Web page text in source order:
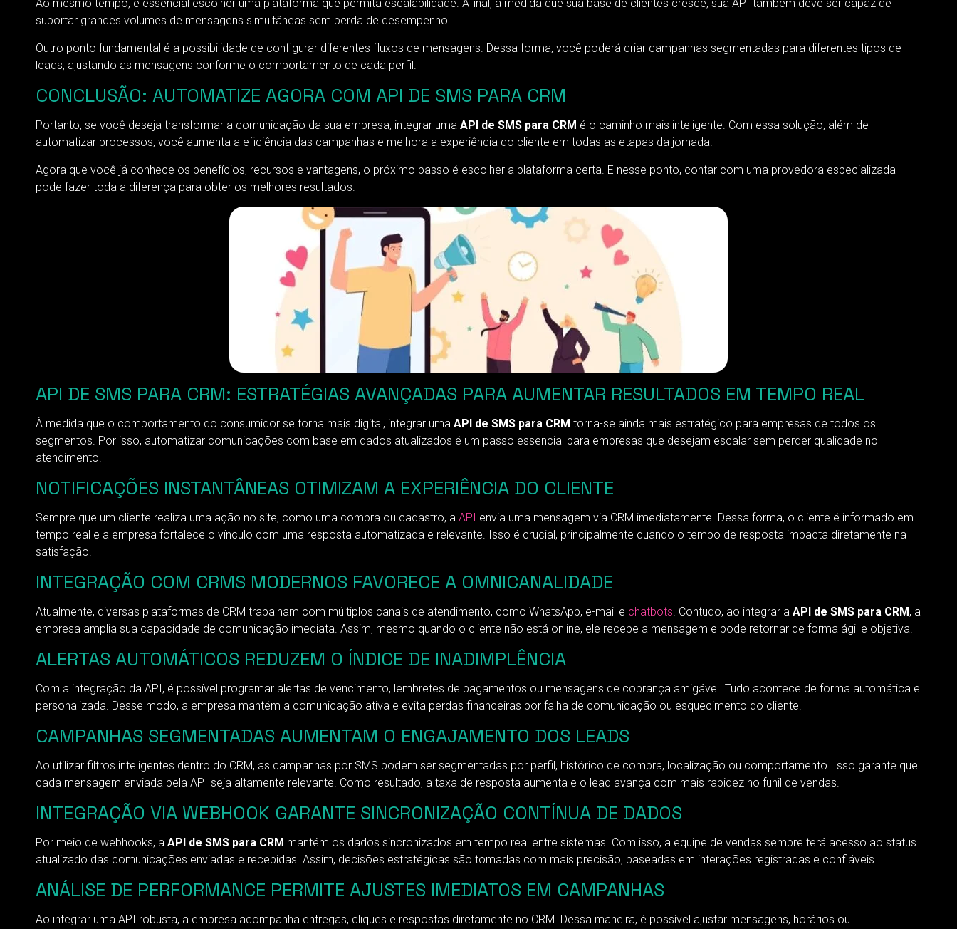
Ao mesmo tempo, é essencial escolher uma plataforma que permita escalabilidade. Afinal, à medida que sua base de clientes cresce, sua API também deve ser capaz de
suportar grandes volumes de mensagens simultâneas sem perda de desempenho.
Outro ponto fundamental é a possibilidade de configurar diferentes fluxos de mensagens. Dessa forma, você poderá criar campanhas segmentadas para diferentes tipos de
leads, ajustando as mensagens conforme o comportamento de cada perfil.
CONCLUSÃO: AUTOMATIZE AGORA COM API DE SMS PARA CRM
Portanto, se você deseja transformar a comunicação da sua empresa, integrar uma API de SMS para CRM é o caminho mais inteligente. Com essa solução, além de
automatizar processos, você aumenta a eficiência das campanhas e melhora a experiência do cliente em todas as etapas da jornada.
Agora que você já conhece os benefícios, recursos e vantagens, o próximo passo é escolher a plataforma certa. E nesse ponto, contar com uma provedora especializada
pode fazer toda a diferença para obter os melhores resultados.
API DE SMS PARA CRM: ESTRATÉGIAS AVANÇADAS PARA AUMENTAR RESULTADOS EM TEMPO REAL
À medida que o comportamento do consumidor se torna mais digital, integrar uma API de SMS para CRM torna-se ainda mais estratégico para empresas de todos os
segmentos. Por isso, automatizar comunicações com base em dados atualizados é um passo essencial para empresas que desejam escalar sem perder qualidade no
atendimento.
NOTIFICAÇÕES INSTANTÂNEAS OTIMIZAM A EXPERIÊNCIA DO CLIENTE
Sempre que um cliente realiza uma ação no site, como uma compra ou cadastro, aAPI envia uma mensagem via CRM imediatamente. Dessa forma, o cliente é informado em
tempo real e a empresa fortalece o vínculo com uma resposta automatizada e relevante. Isso é crucial, principalmente quando o tempo de resposta impacta diretamente na
satisfação.
INTEGRAÇÃO COM CRMS MODERNOS FAVORECE A OMNICANALIDADE
Atualmente, diversas plataformas de CRM trabalham com múltiplos canais de atendimento, como WhatsApp, e-mail e chatbots. Contudo, ao integrar a API de SMS para CRM, a
empresa amplia sua capacidade de comunicação imediata. Assim, mesmo quando o cliente não está online, ele recebe a mensagem e pode retornar de forma ágil e objetiva.
ALERTAS AUTOMÁTICOS REDUZEM O ÍNDICE DE INADIMPLÊNCIA
Com a integração da API, é possível programar alertas de vencimento, lembretes de pagamentos ou mensagens de cobrança amigável. Tudo acontece de forma automática e
personalizada. Desse modo, a empresa mantém a comunicação ativa e evita perdas financeiras por falha de comunicação ou esquecimento do cliente.
CAMPANHAS SEGMENTADAS AUMENTAM O ENGAJAMENTO DOS LEADS
Ao utilizar filtros inteligentes dentro do CRM, as campanhas por SMS podem ser segmentadas por perfil, histórico de compra, localização ou comportamento. Isso garante que
cada mensagem enviada pela API seja altamente relevante. Como resultado, a taxa de resposta aumenta e o lead avança com mais rapidez no funil de vendas.
INTEGRAÇÃO VIA WEBHOOK GARANTE SINCRONIZAÇÃO CONTÍNUA DE DADOS
Por meio de webhooks, a API de SMS para CRM mantém os dados sincronizados em tempo real entre sistemas. Com isso, a equipe de vendas sempre terá acesso ao status
atualizado das comunicações enviadas e recebidas. Assim, decisões estratégicas são tomadas com mais precisão, baseadas em interações registradas e confiáveis.
ANÁLISE DE PERFORMANCE PERMITE AJUSTES IMEDIATOS EM CAMPANHAS
Ao integrar uma API robusta, a empresa acompanha entregas, cliques e respostas diretamente no CRM. Dessa maneira, é possível ajustar mensagens, horários ou